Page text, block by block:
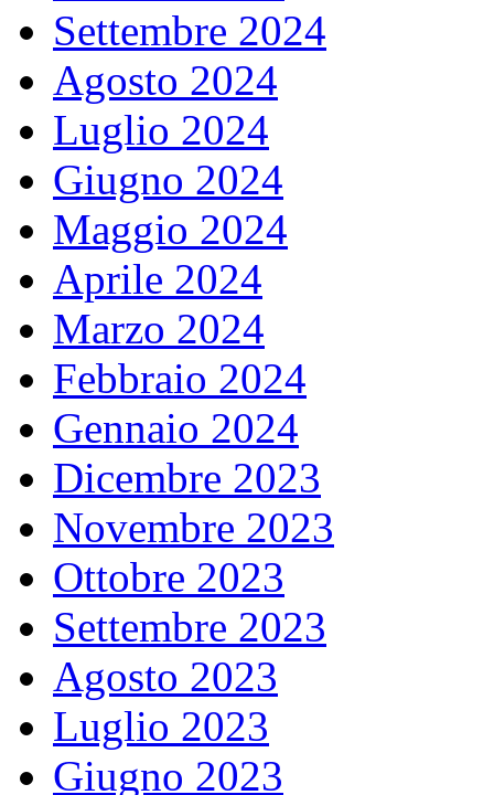
Settembre 2024
Agosto 2024
Luglio 2024
Giugno 2024
Maggio 2024
Aprile 2024
Marzo 2024
Febbraio 2024
Gennaio 2024
Dicembre 2023
Novembre 2023
Ottobre 2023
Settembre 2023
Agosto 2023
Luglio 2023
Giugno 2023